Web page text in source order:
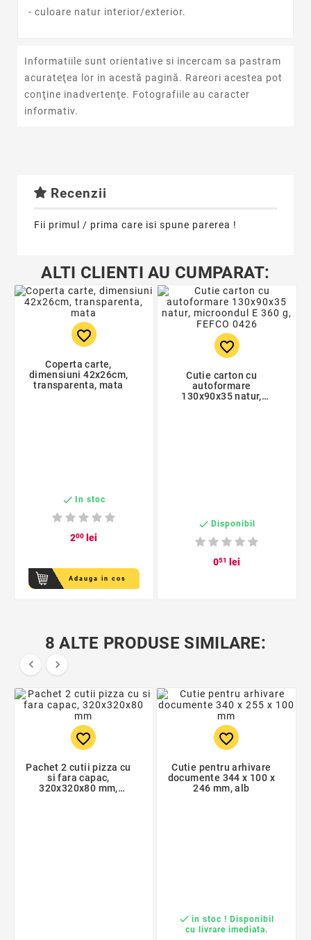
- culoare natur interior/exterior.
Informatiile sunt orientative si incercam sa pastram
acurateţea lor in acestă pagină. Rareori acestea pot
conţine inadvertenţe. Fotografiile au caracter
informativ.
Recenzii
Fii primul / prima care isi spune parerea !
ALTI CLIENTI AU CUMPARAT:
favorite_border
Coperta carte,
dimensiuni 42x26cm,
transparenta, mata
 In stoc
200 lei
Adauga in cos
favorite_border
Cutie carton cu
autoformare
130x90x35 natur,
 Disponibil
051 lei
8 ALTE PRODUSE SIMILARE:
 
favorite_border
Pachet 2 cutii pizza cu
si fara capac,
320x320x80 mm,
favorite_border
Cutie pentru arhivare
documente 344 x 100 x
246 mm, alb
 in stoc ! Disponibil
cu livrare imediata.